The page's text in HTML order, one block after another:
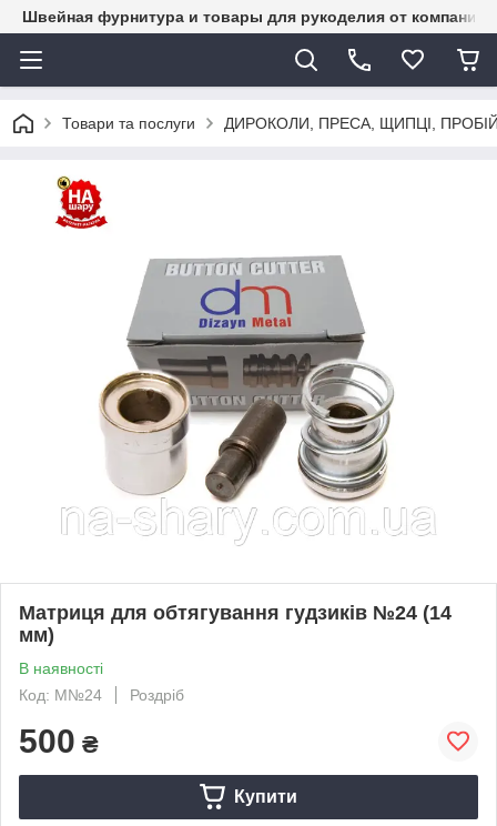
Швейная фурнитура и товары для рукоделия от
Товари та послуги ДИРОКОЛИ, ПРЕСА, ЩИПЦІ,
Матриця для обтягування гудзиків №24 (14
мм)
В наявності
Код: M№24
Роздріб
500 ₴
Купити